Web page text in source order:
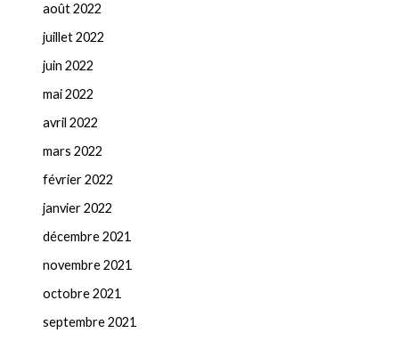
août 2022
juillet 2022
juin 2022
mai 2022
avril 2022
mars 2022
février 2022
janvier 2022
décembre 2021
novembre 2021
octobre 2021
septembre 2021